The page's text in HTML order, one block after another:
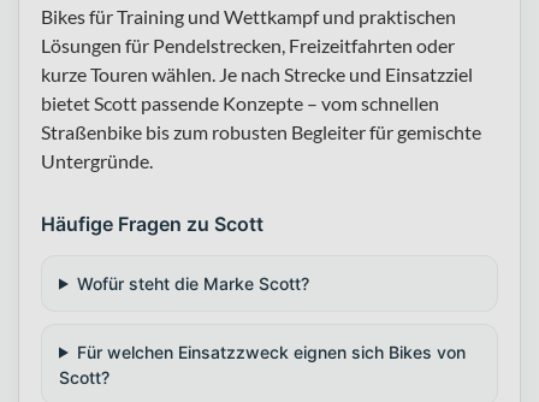
Bikes für Training und Wettkampf und praktischen
Lösungen für Pendelstrecken, Freizeitfahrten oder
kurze Touren wählen. Je nach Strecke und Einsatzziel
bietet Scott passende Konzepte – vom schnellen
Straßenbike bis zum robusten Begleiter für gemischte
Untergründe.
Häufige Fragen zu Scott
Wofür steht die Marke Scott?
Für welchen Einsatzzweck eignen sich Bikes von
Scott?